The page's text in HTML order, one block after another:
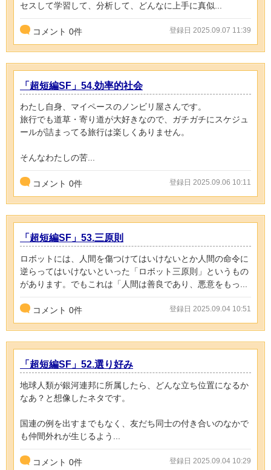
セスして学習して、分析して、どんなに上手に真似...
コメント 0件 登録日 2025.09.07 11:39
「超短編SF」54.効率的社会
わたし自身、マイペースのノンビリ屋さんです。
旅行でも道草・寄り道が大好きなので、ガチガチにスケジュ
ールが詰まってる旅行は楽しくありません。
そんなわたしの苦...
コメント 0件 登録日 2025.09.06 10:11
「超短編SF」53.三原則
ロボットには、人間を傷つけてはいけないとか人間の命令に
逆らってはいけないといった「ロボット三原則」というもの
があります。でもこれは「人間は善良であり、悪意をもっ...
コメント 0件 登録日 2025.09.04 10:51
「超短編SF」52.選り好み
地球人類が銀河連邦に所属したら、どんな立ち位置になるか
なあ？と想像したネタです。
国連の例を出すまでもなく、友だち同士の付き合いのなかで
も仲間外れが生じるよう...
コメント 0件 登録日 2025.09.04 10:29